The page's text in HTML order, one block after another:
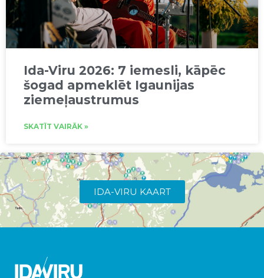
Ida-Viru 2026: 7 iemesli, kāpēc
šogad apmeklēt Igaunijas
ziemeļaustrumus
SKATĪT VAIRĀK »
IDA-VIRU KAART